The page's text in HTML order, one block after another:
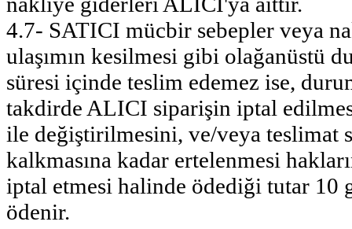
4.7- SATICI mücbir sebepler veya
ulaşımın kesilmesi gibi olağanüstü
süresi içinde teslim edemez ise,
takdirde ALICI siparişin iptal
ile değiştirilmesini, ve/veya teslimat
kalkmasına kadar ertelenmesi
iptal etmesi halinde ödediği tutar 10
ödenir.